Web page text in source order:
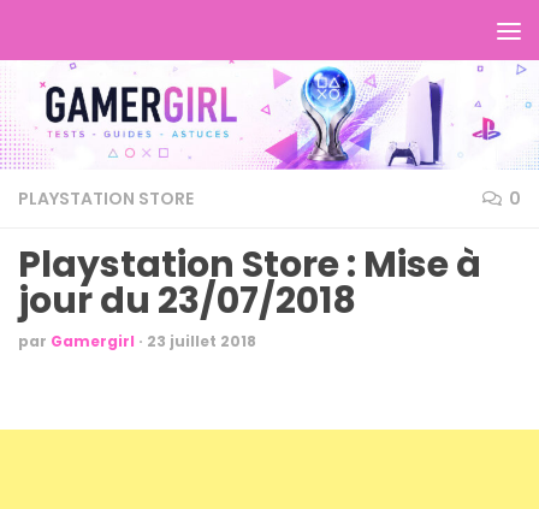
PLAYSTATION STORE 0
Playstation Store : Mise à
jour du 23/07/2018
par Gamergirl · 23 juillet 2018